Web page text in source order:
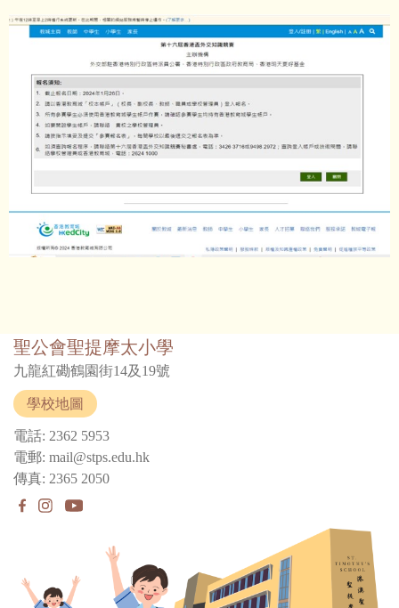
聖公會聖提摩太小學
九龍紅磡鶴園街14及19號
學校地圖
電話: 2362 5953
電郵: mail@stps.edu.hk
傳真: 2365 2050